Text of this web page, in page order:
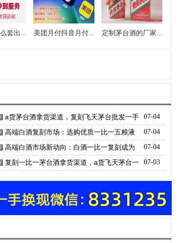
套出... 美团月付抖音月付... 定制茅台酒的厂家...
07-04
a货茅台酒拿货渠道，复刻飞天茅台批发一手
货源 07-04
高端白酒复刻市场：选购优质一比一五粮液
茅台酒指南 07-04
高端白酒市场新动向：白酒一比一复刻成为
消费焦点 07-03
复刻一比一茅台酒拿货渠道，a货飞天茅台一